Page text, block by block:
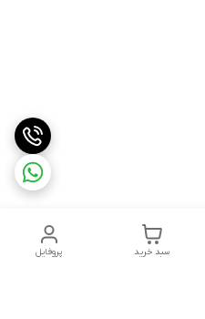
پروفایل سبد خرید